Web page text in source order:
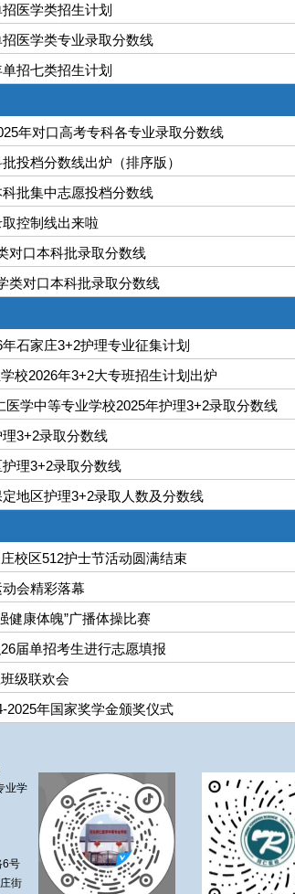
医学类招生计划
医学类专业录取分数线
招七类招生计划
年对口高考专科各专业录取分数线
投档分数线出炉（排序版）
批集中志愿投档分数线
控制线出来啦
对口本科批录取分数线
类对口本科批录取分数线
石家庄3+2护理专业征集计划
校2026年3+2大专班招生计划出炉
学中等专业学校2025年护理3+2录取分数线
3+2录取分数线
理3+2录取分数线
地区护理3+2录取人数及分数线
校区512护士节活动圆满结束
会精彩落幕
健康体魄”广播体操比赛
届单招考生进行志愿填报
级联欢会
2025年国家奖学金颁奖仪式
业学
6号
街